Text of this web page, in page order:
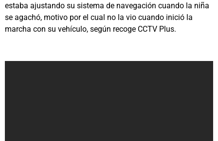
estaba ajustando su sistema de navegación cuando la niña
se agachó, motivo por el cual no la vio cuando inició la
marcha con su vehículo, según recoge CCTV Plus.